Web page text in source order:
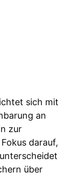
sich mit
an
zur
darauf,
über